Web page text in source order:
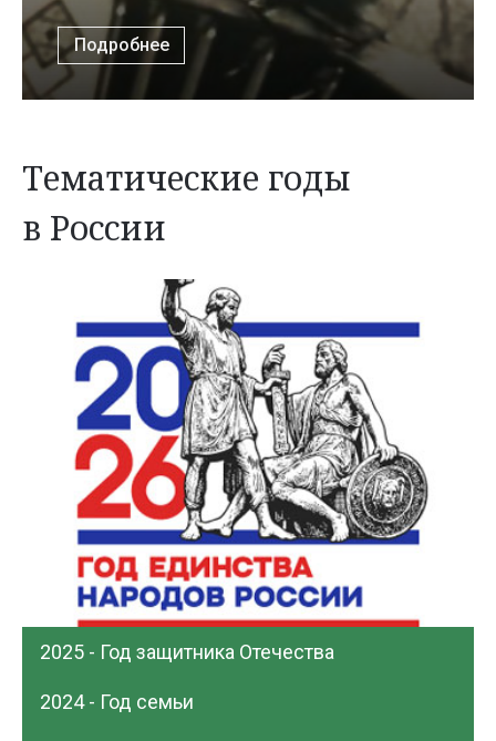
Подробнее
Тематические годы
в России
2025 - Год защитника Отечества
2024 - Год семьи